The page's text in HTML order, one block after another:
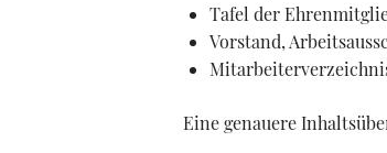
Tafel der
Vorstand,
Eine genauere